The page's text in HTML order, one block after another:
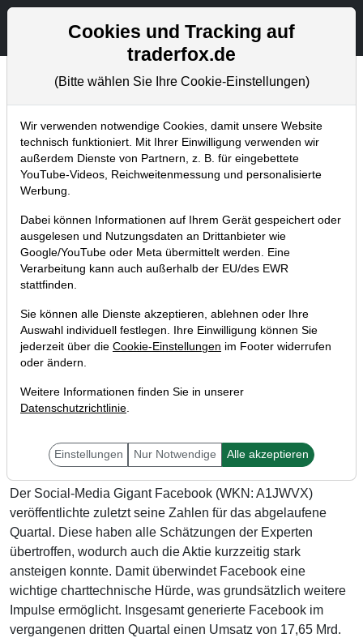
Aktien- und Artikelsuche
Chartanalysen
Home Blog Chartanalysen
Chartanalyse Facebook: Zahlen
beflügeln - Rally zum Allzeithoch?
03.11.2019 um 13:59 Uhr | P. Uhlschmied
Der Social-Media Gigant Facebook (WKN: A1JWVX)
veröffentlichte zuletzt seine Zahlen für das abgelaufene
Quartal. Diese haben alle Schätzungen der Experten
übertroffen, wodurch auch die Aktie kurzzeitig stark
ansteigen konnte. Damit überwindet Facebook eine
wichtige charttechnische Hürde, was grundsätzlich weitere
Impulse ermöglicht. Insgesamt generierte Facebook im
vergangenen dritten Quartal einen Umsatz von 17,65 Mrd.
Cookies und Tracking auf
traderfox.de
(Bitte wählen Sie Ihre Cookie-Einstellungen)
Wir verwenden notwendige Cookies, damit unsere Website
technisch funktioniert. Mit Ihrer Einwilligung verwenden wir
außerdem Dienste von Partnern, z. B. für eingebettete
YouTube-Videos, Reichweitenmessung und personalisierte
Werbung.
Dabei können Informationen auf Ihrem Gerät gespeichert oder
ausgelesen und Nutzungsdaten an Drittanbieter wie
Google/YouTube oder Meta übermittelt werden. Eine
Verarbeitung kann auch außerhalb der EU/des EWR
stattfinden.
Sie können alle Dienste akzeptieren, ablehnen oder Ihre
Auswahl individuell festlegen. Ihre Einwilligung können Sie
jederzeit über die Cookie-Einstellungen im Footer widerrufen
oder ändern.
Weitere Informationen finden Sie in unserer
Datenschutzrichtlinie.
Einstellungen Nur Notwendige Alle akzeptieren